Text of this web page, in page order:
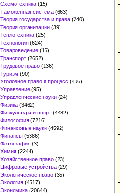
Схемотехника (15)
Таможенная система (663)
Теория государства и права (240)
Теория организации (39)
Теплотехника (25)
Технология (624)
Товароведение (16)
Транспорт (2652)
Трудовое право (136)
Туризм (90)
Уголовное право и процесс (406)
Управление (95)
Управленческие науки (24)
Физика (3462)
Физкультура и спорт (4482)
Философия (7216)
Финансовые науки (4592)
Финансы (5386)
Фотография (3)
Химия (2244)
Хозяйственное право (23)
Цифровые устройства (29)
Экологическое право (35)
Экология (4517)
Экономика (20644)